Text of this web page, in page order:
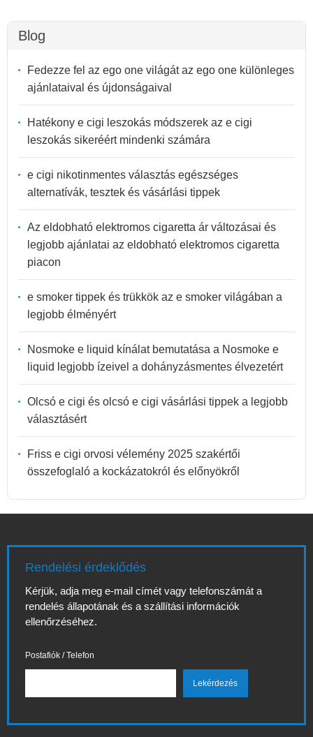
Blog
Fedezze fel az ego one világát az ego one különleges
ajánlataival és újdonságaival
Hatékony e cigi leszokás módszerek az e cigi
leszokás sikeréért mindenki számára
e cigi nikotinmentes választás egészséges
alternatívák, tesztek és vásárlási tippek
Az eldobható elektromos cigaretta ár változásai és
legjobb ajánlatai az eldobható elektromos cigaretta
piacon
e smoker tippek és trükkök az e smoker világában a
legjobb élményért
Nosmoke e liquid kínálat bemutatása a Nosmoke e
liquid legjobb ízeivel a dohányzásmentes élvezetért
Olcsó e cigi és olcsó e cigi vásárlási tippek a legjobb
választásért
Friss e cigi orvosi vélemény 2025 szakértői
összefoglaló a kockázatokról és előnyökről
Rendelési érdeklődés
Kérjük, adja meg e-mail címét vagy telefonszámát a
rendelés állapotának és a szállítási információk
ellenőrzéséhez.
Postafiók / Telefon